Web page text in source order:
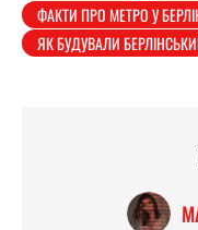
ФАКТИ ПРО МЕТРО У
ЯК БУДУВАЛИ